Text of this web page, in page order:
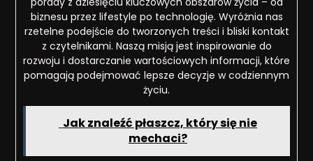
biznesu przez lifestyle po technologię. Wyróżnia nas
rzetelne podejście do tworzonych treści i bliski kontakt
z czytelnikami. Naszą misją jest inspirowanie do
rozwoju i dostarczanie wartościowych informacji, które
pomagają podejmować lepsze decyzje w codziennym
życiu.
Jak znaleźć płaszcz, który się nie
mechaci?